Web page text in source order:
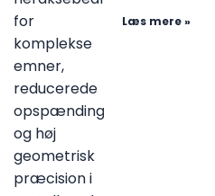
Læs mere »